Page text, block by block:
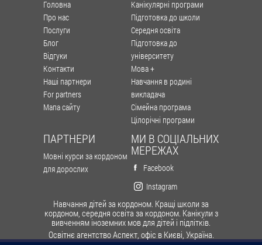
Головна
Про нас
Послуги
Блог
Відгуки
Контакти
Наші партнери
For partners
Мапа сайту
Канікулярні програми
Підготовка до школи
Середня освіта
Підготовка до
університету
Мова +
Навчання в родині
викладача
Сімейна програма
Цілорічні програми
ПАРТНЕРИ
Мовні курси за кордоном
для дорослих
МИ В СОЦІАЛЬНИХ
МЕРЕЖАХ
Facebook
Instagram
Навчання дітей за кордоном. Кращі школи за
кордоном, середня освіта за кордоном. Канікули з
вивченням іноземних мов для дітей і підлітків.
Освітнє агентство Аспект, офіс в Києві, Україна.